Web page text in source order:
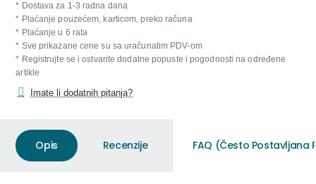
* Dostava za 1-3 radna dana
* Plaćanje pouzećem, karticom, preko računa
* Plaćanje u 6 rata
* Sve prikazane cene su sa uračunatim PDV-om
* Registrujte se i ostvarite dodatne popuste i pogodnosti na određene
artikle
Imate li dodatnih pitanja?
Opis Recenzije FAQ (Često Postavljana